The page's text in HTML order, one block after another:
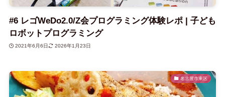
#6 レゴWeDo2.0/Z会プログラミング体験レポ | 子ども
ロボットプログラミング
2021年6月6日 2026年1月23日
名古屋市東区